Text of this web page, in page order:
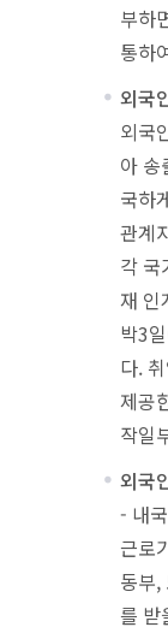
부하
통하
외국
외국
아 송
국하
관계
각 국
재 인
박3
다.
제공
작일
외국
- 내
근로
동부,
를 받